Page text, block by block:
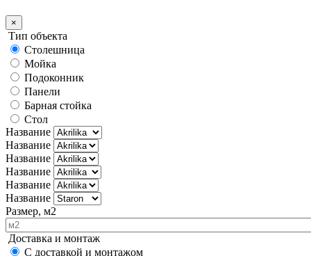
×
Тип объекта
Столешница
Мойка
Подоконник
Панели
Барная стойка
Стол
Название
Название
Название
Название
Название
Название
Размер, м2
Доставка и монтаж
С доставкой и монтажом